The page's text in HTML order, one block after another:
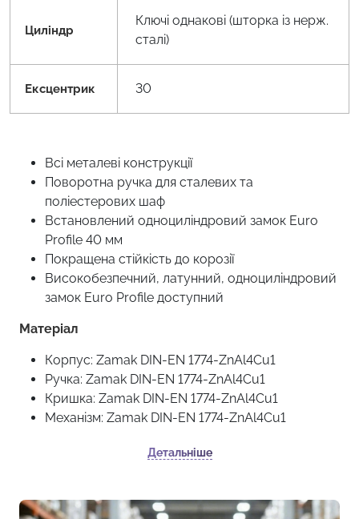
Циліндр
Ключі однакові (шторка із нерж.
сталі)
Ексцентрик 30
Всі металеві конструкції
Поворотна ручка для сталевих та
поліестерових шаф
Встановлений одноциліндровий замок Euro
Profile 40 мм
Покращена стійкість до корозії
Високобезпечний, латунний, одноциліндровий
замок Euro Profile доступний
Матеріал
Корпус: Zamak DIN-EN 1774-ZnAl4Cu1
Ручка: Zamak DIN-EN 1774-ZnAl4Cu1
Кришка: Zamak DIN-EN 1774-ZnAl4Cu1
Механізм: Zamak DIN-EN 1774-ZnAl4Cu1
Детальніше